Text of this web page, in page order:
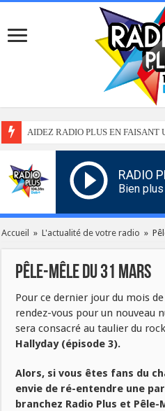
AIDEZ RADIO PLUS EN FAISANT
RADIO
Bien
Accueil » L'actualité de votre radio »
Pêle-Mêle du 31 mars
Pour ce dernier jour du mois
rendez-vous pour un nouveau
sera consacré au taulier du
Hallyday (épisode 3).
Alors, si vous êtes fans du
envie de ré-entendre une
branchez Radio Plus et